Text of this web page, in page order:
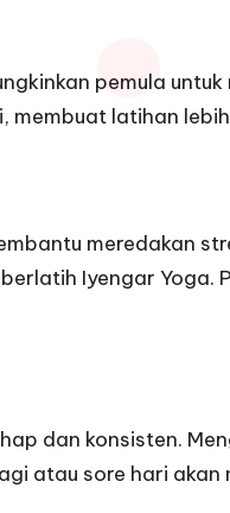
pemula untuk
membuat latihan
meredakan
Iyengar Yoga.
dan konsisten.
atau sore hari akan